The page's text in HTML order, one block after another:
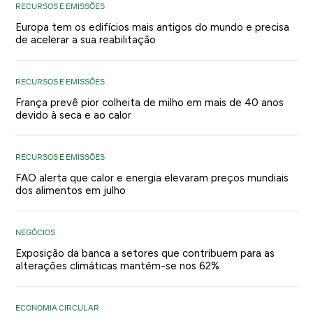
RECURSOS E EMISSÕES
Europa tem os edifícios mais antigos do mundo e precisa
de acelerar a sua reabilitação
RECURSOS E EMISSÕES
França prevê pior colheita de milho em mais de 40 anos
devido à seca e ao calor
RECURSOS E EMISSÕES
FAO alerta que calor e energia elevaram preços mundiais
dos alimentos em julho
NEGÓCIOS
Exposição da banca a setores que contribuem para as
alterações climáticas mantém-se nos 62%
ECONOMIA CIRCULAR